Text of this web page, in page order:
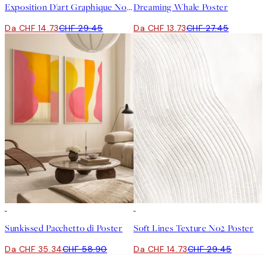
Exposition D'art Graphique No1 Poster
Da CHF 14.73CHF 29.45
Dreaming Whale Poster
Da CHF 13.73CHF 27.45
Sunkissed Pacchetto di Poster
Da CHF 35.34CHF 58.90
Soft Lines Texture No2 Poster
Da CHF 14.73CHF 29.45